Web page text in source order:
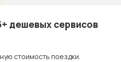
дешевых сервисов
стоимость поездки.